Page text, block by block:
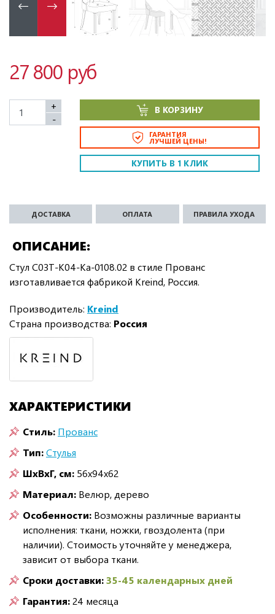
27 800 руб
+
-
В КОРЗИНУ
ГАРАНТИЯ
ЛУЧШЕЙ ЦЕНЫ!
КУПИТЬ В 1 КЛИК
ОПИСАНИЕ
ДОСТАВКА ОПЛАТА ПРАВИЛА УХОДА
Стул C03T-K04-Ka-0108.02 в стиле Прованс
изготавливается фабрикой Kreind, Россия.
Производитель: Kreind
Страна производства: Россия
ХАРАКТЕРИСТИКИ
Стиль: Прованс
Тип:Стулья
ШxВxГ, см: 56x94x62
Материал: Велюр, дерево
Особенности: Возможны различные варианты
исполнения: ткани, ножки, гвоздолента (при
наличии). Стоимость уточняйте у менеджера,
зависит от выбора ткани.
Сроки доставки:35-45 календарных дней
Гарантия:24 месяца